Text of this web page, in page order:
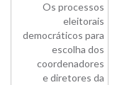
Os processos
eleitorais
democráticos para
escolha dos
coordenadores
e diretores da